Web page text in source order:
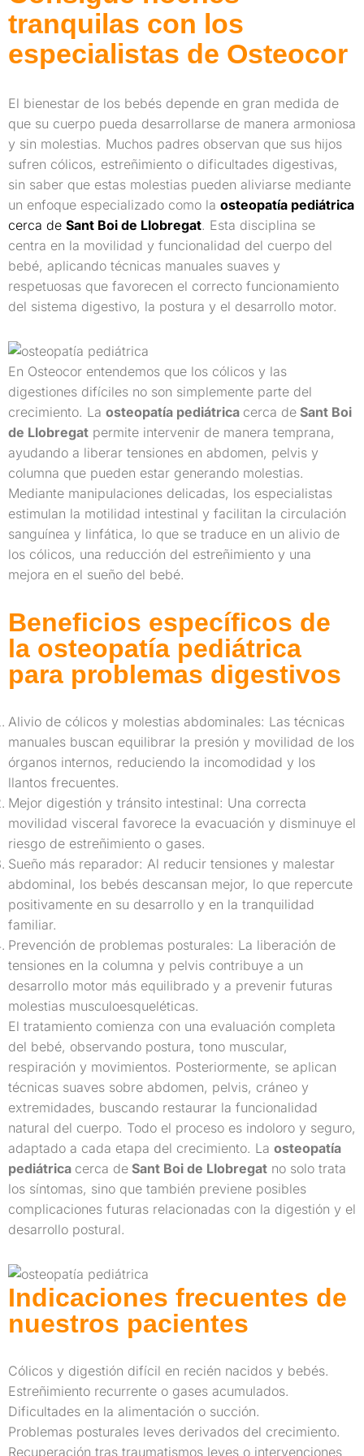
tranquilas con los
especialistas de Osteocor
El bienestar de los bebés depende en gran medida de
que su cuerpo pueda desarrollarse de manera armoniosa
y sin molestias. Muchos padres observan que sus hijos
sufren cólicos, estreñimiento o dificultades digestivas,
sin saber que estas molestias pueden aliviarse mediante
un enfoque especializado como la osteopatía pediátrica
cerca de Sant Boi de Llobregat. Esta disciplina se
centra en la movilidad y funcionalidad del cuerpo del
bebé, aplicando técnicas manuales suaves y
respetuosas que favorecen el correcto funcionamiento
del sistema digestivo, la postura y el desarrollo motor.
En Osteocor entendemos que los cólicos y las
digestiones difíciles no son simplemente parte del
crecimiento. La osteopatía pediátrica cerca de Sant Boi
de Llobregat permite intervenir de manera temprana,
ayudando a liberar tensiones en abdomen, pelvis y
columna que pueden estar generando molestias.
Mediante manipulaciones delicadas, los especialistas
estimulan la motilidad intestinal y facilitan la circulación
sanguínea y linfática, lo que se traduce en un alivio de
los cólicos, una reducción del estreñimiento y una
mejora en el sueño del bebé.
Beneficios específicos de
la osteopatía pediátrica
para problemas digestivos
Alivio de cólicos y molestias abdominales: Las técnicas
manuales buscan equilibrar la presión y movilidad de los
órganos internos, reduciendo la incomodidad y los
llantos frecuentes.
Mejor digestión y tránsito intestinal: Una correcta
movilidad visceral favorece la evacuación y disminuye el
riesgo de estreñimiento o gases.
Sueño más reparador: Al reducir tensiones y malestar
abdominal, los bebés descansan mejor, lo que repercute
positivamente en su desarrollo y en la tranquilidad
familiar.
Prevención de problemas posturales: La liberación de
tensiones en la columna y pelvis contribuye a un
desarrollo motor más equilibrado y a prevenir futuras
molestias musculoesqueléticas.
El tratamiento comienza con una evaluación completa
del bebé, observando postura, tono muscular,
respiración y movimientos. Posteriormente, se aplican
técnicas suaves sobre abdomen, pelvis, cráneo y
extremidades, buscando restaurar la funcionalidad
natural del cuerpo. Todo el proceso es indoloro y seguro,
adaptado a cada etapa del crecimiento. La osteopatía
pediátrica cerca de Sant Boi de Llobregat no solo trata
los síntomas, sino que también previene posibles
complicaciones futuras relacionadas con la digestión y el
desarrollo postural.
Indicaciones frecuentes de
nuestros pacientes
Cólicos y digestión difícil en recién nacidos y bebés.
Estreñimiento recurrente o gases acumulados.
Dificultades en la alimentación o succión.
Problemas posturales leves derivados del crecimiento.
Recuperación tras traumatismos leves o intervenciones